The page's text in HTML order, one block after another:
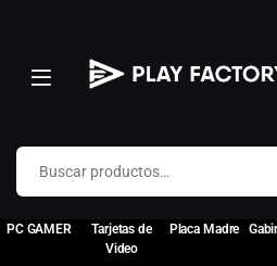
Buscar por:
PC GAMER
Tarjetas de
Video
Placa Madre